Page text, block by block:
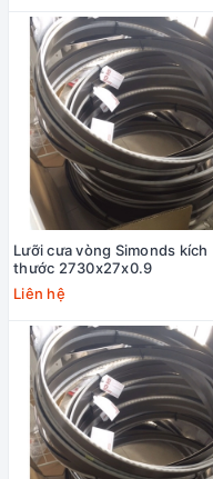
Lưỡi cưa vòng Simonds kích
thước 2730x27x0.9
Liên hệ